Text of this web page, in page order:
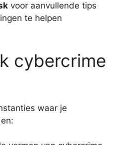
voor aanvullende tips
te helpen
cybercrime
waar je